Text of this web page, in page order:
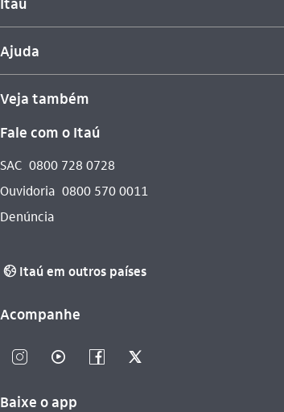
Ajuda
Veja também
Fale com o Itaú
SAC 0800 728 0728
Ouvidoria 0800 570 0011
Denúncia
globo_outline Itaú em outros países
Acompanhe
instagram_outline video_outline facebook_outline twitter_outline
Baixe o app